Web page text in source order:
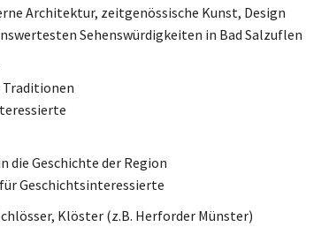
Architektur, zeitgenössische Kunst, Design
Sehenswürdigkeiten in Bad Salzuflen
die Geschichte der Region
Geschichtsinteressierte
Klöster (z.B. Herforder Münster)